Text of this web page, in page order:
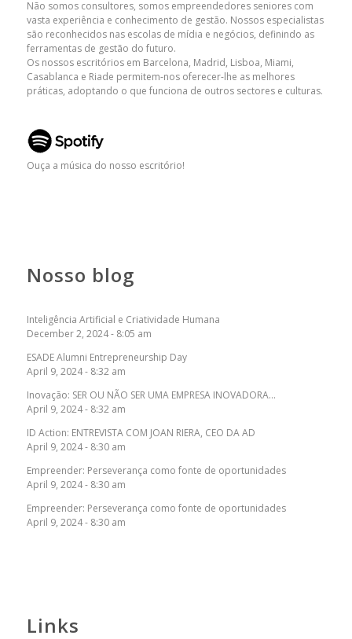
Não somos consultores, somos empreendedores seniores com
vasta experiência e conhecimento de gestão. Nossos especialistas
são reconhecidos nas escolas de mídia e negócios, definindo as
ferramentas de gestão do futuro.
Os nossos escritórios em Barcelona, ​​Madrid, Lisboa, Miami,
Casablanca e Riade permitem-nos oferecer-lhe as melhores
práticas, adoptando o que funciona de outros sectores e culturas.
Ouça a música do nosso escritório!
Nosso blog
Inteligência Artificial e Criatividade Humana
December 2, 2024 - 8:05 am
ESADE Alumni Entrepreneurship Day
April 9, 2024 - 8:32 am
Inovação: SER OU NÃO SER UMA EMPRESA INOVADORA…
April 9, 2024 - 8:32 am
ID Action: ENTREVISTA COM JOAN RIERA, CEO DA AD
April 9, 2024 - 8:30 am
Empreender: Perseverança como fonte de oportunidades
April 9, 2024 - 8:30 am
Empreender: Perseverança como fonte de oportunidades
April 9, 2024 - 8:30 am
Links